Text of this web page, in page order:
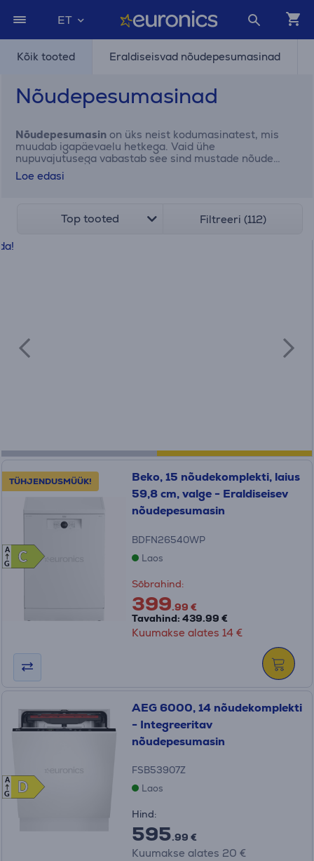
ET
Kõik tooted Eraldiseisvad nõudepesumasinad
Nõudepesumasinad
Nõudepesumasin on üks neist kodumasinatest, mis
muudab igapäevaelu hetkega. Vaid ühe
nupuvajutusega vabastab see sind mustade nõude
kuhjast, säästab tublisti aega ja kasutab märksa vähem
vett kui käsitsi pesemine. Pole vahet, kas otsid
laia mudelivalikut, seega leiad kindlasti parima
nõudepesumasina, mis sobib ideaalselt sinu köögi ja
Loe edasi
Top tooted Filtreeri (112)
TÜHJENDUSMÜÜK!
C
C
A
G
Beko, 15 nõudekomplekti, laius
59,8 cm, valge - Eraldiseisev
nõudepesumasin
BDFN26540WP
Laos
Sõbrahind:
399.99 €
Tavahind: 439.99 €
Kuumakse alates 14 €
D
D
A
G
AEG 6000, 14 nõudekomplekti
- Integreeritav
nõudepesumasin
FSB53907Z
Laos
Hind:
595.99 €
Kuumakse alates 20 €